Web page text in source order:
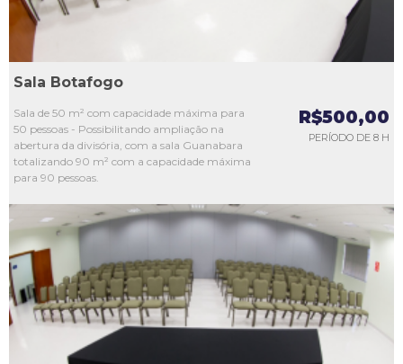
Sala Botafogo
Sala de 50 m² com capacidade máxima para
50 pessoas - Possibilitando ampliação na
abertura da divisória, com a sala Guanabara
totalizando 90 m² com a capacidade máxima
para 90 pessoas.
R$500,00
PERÍODO DE 8 H
L2
L3
L4